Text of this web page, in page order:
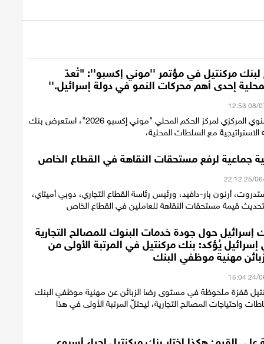
لبنك مركنتيل في مؤتمر ''موني إكسبو'': "تُعدّ
إحدى أهم محركات النمو في دولة إسرائيل.''
في المؤتمر السنوي المركزي لمركز الحكم المحلي "موني إكسبو 2026"، استعرض بنك
الاستراتيجية مع السلطات المحلية،
جماعية لرفع مستحقات النقاهة في القطاع الخاص
أرنون بار-دافيد، ورئيس رئاسة القطاع التجاري، دوبي أميتاي،
لتحديث قيمة مستحقات النقاهة للعاملين في القطاع الخاص
إسرائيل حول جودة خدمات البنوك للمصالح التجارية
يُؤكد: بنك مركنتيل في المرتبة الأولى من
مهنية موظفي البنك
قفزة ملحوظة في مستوى رضا الزبائن عن مهنية موظفي البنك
واحتياجات المصالح التجارية، ليحتلّ المرتبة الأولى في هذا